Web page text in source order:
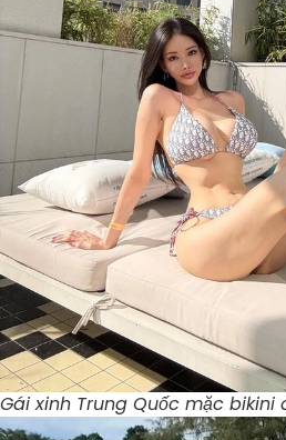
Gái xinh Trung Quốc mặc bikini